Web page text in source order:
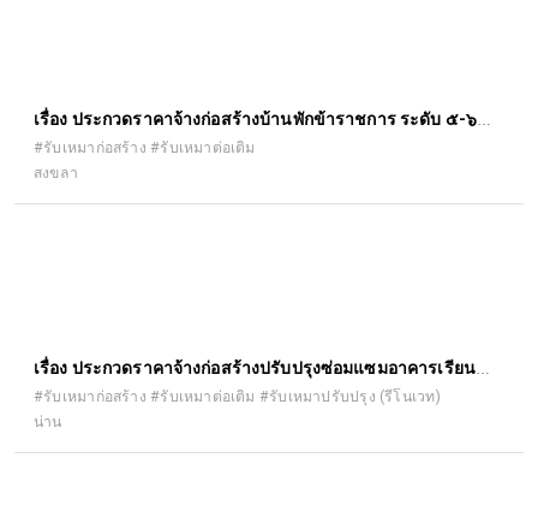
เรื่อง ประกวดราคาจ้างก่อสร้างบ้านพักข้าราชการ ระดับ ๕-๖
โครงการส่งน้ำและบำรุงรักษาระโนดกระแสสินธุ์ ตำบลบ้านขาว
อำเภอระโนด จังหวัดสงขลา ด้วยวิธีประกวดราคาอิเล็กทรอนิกส์
(e-bidding)
#รับเหมาก่อสร้าง #รับเหมาต่อเติม
สงขลา
เรื่อง ประกวดราคาจ้างก่อสร้างปรับปรุงซ่อมแซมอาคารเรียน
อาคารประกอบ และสิ่งก่อสร้างอื่น ด้วยวิธีประกวดราคา
อิเล็กทรอนิกส์ (e-bidding)
#รับเหมาก่อสร้าง #รับเหมาต่อเติม #รับเหมาปรับปรุง (รีโนเวท)
น่าน